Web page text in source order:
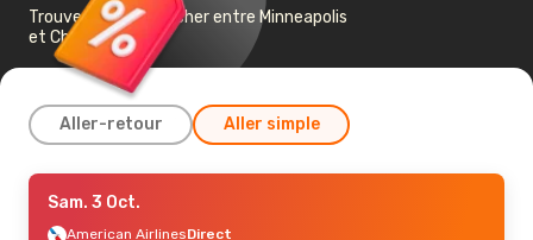
Trouvez un vol pas cher entre Minneapolis
et Chicago
Aller-retour Aller simple
Ven. 9 Oct.- Lun. 12 Oct.
Sun Country Airlines
Sam. 3 Oct.
American AirlinesDirect